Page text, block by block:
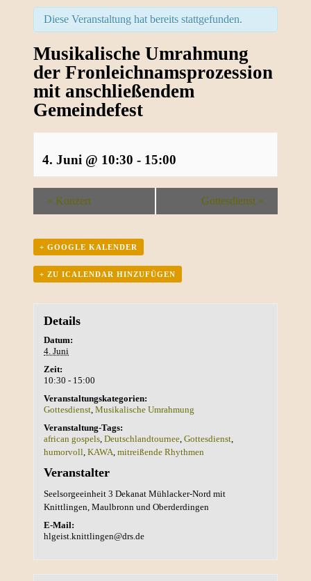
Diese Veranstaltung hat bereits stattgefunden.
Musikalische Umrahmung
der Fronleichnamsprozession
mit anschließendem
Gemeindefest
4. Juni @ 10:30 - 15:00
« Konzert Gottesdienst »
+ GOOGLE KALENDER
+ ZU ICALENDAR HINZUFÜGEN
Details
Datum:
4. Juni
Zeit:
10:30 - 15:00
Veranstaltungskategorien:
Gottesdienst, Musikalische Umrahmung
Veranstaltung-Tags:
african gospels, Deutschlandtournee, Gottesdienst,
humorvoll, KAWA, mitreißende Rhythmen
Veranstalter
Seelsorgeeinheit 3 Dekanat Mühlacker-Nord mit
Knittlingen, Maulbronn und Oberderdingen
E-Mail:
hlgeist.knittlingen@drs.de